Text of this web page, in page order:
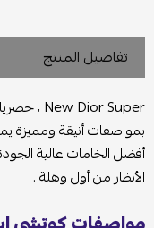
تفاصيل المنتج
New Dior Super ، حصريا في متجرنا أحدث
بمواصفات أنيقة ومميزة
أفضل الخامات عالية
الأنظار من أول وهلة .